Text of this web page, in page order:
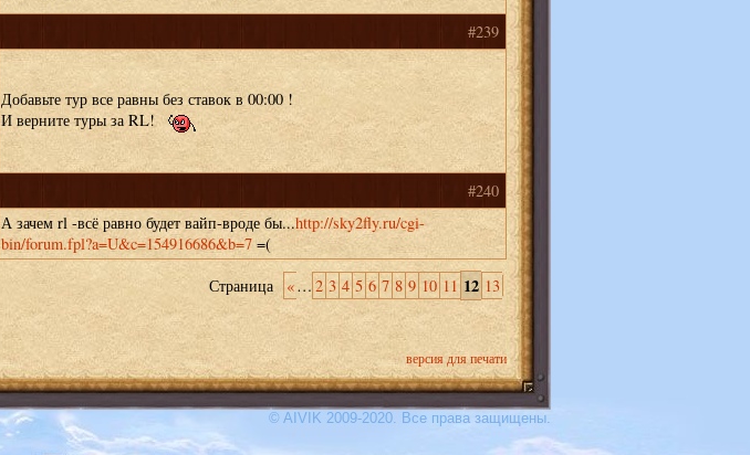
#239
Добавьте тур все равны без ставок в 00:00 !
И верните туры за RL!
#240
А зачем rl -всё равно будет вайп-вроде бы...http://sky2fly.ru/cgi-
bin/forum.fpl?a=U&c=154916686&b=7=(
Страница
«… 2 3 4 5 6 7 8 9 10 11 12 13
версия для печати
© AIVIK 2009-2020. Все права защищены.